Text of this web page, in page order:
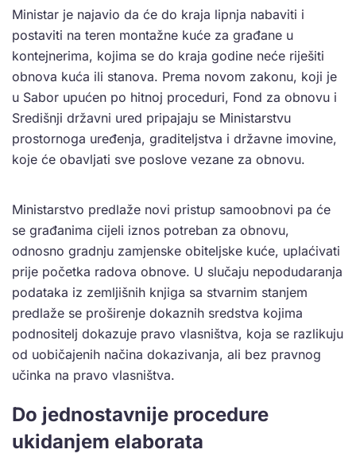
Ministar je najavio da će do kraja lipnja nabaviti i
postaviti na teren montažne kuće za građane u
kontejnerima, kojima se do kraja godine neće riješiti
obnova kuća ili stanova. Prema novom zakonu, koji je
u Sabor upućen po hitnoj proceduri, Fond za obnovu i
Središnji državni ured pripajaju se Ministarstvu
prostornoga uređenja, graditeljstva i državne imovine,
koje će obavljati sve poslove vezane za obnovu.
Ministarstvo predlaže novi pristup samoobnovi pa će
se građanima cijeli iznos potreban za obnovu,
odnosno gradnju zamjenske obiteljske kuće, uplaćivati
prije početka radova obnove. U slučaju nepodudaranja
podataka iz zemljišnih knjiga sa stvarnim stanjem
predlaže se proširenje dokaznih sredstva kojima
podnositelj dokazuje pravo vlasništva, koja se razlikuju
od uobičajenih načina dokazivanja, ali bez pravnog
učinka na pravo vlasništva.
Do jednostavnije procedure
ukidanjem elaborata